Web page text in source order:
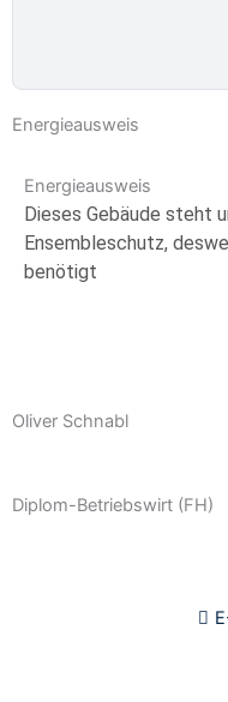
Energieausweis
Energieausweis
Dieses Gebäude steht
Ensembleschutz,
benötigt
Oliver Schnabl
Diplom-Betriebswirt (FH)